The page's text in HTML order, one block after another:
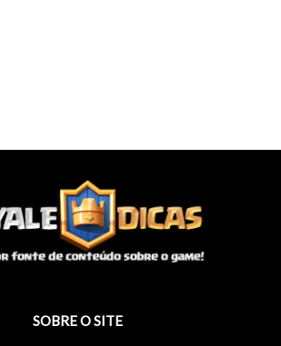
SOBRE O SITE